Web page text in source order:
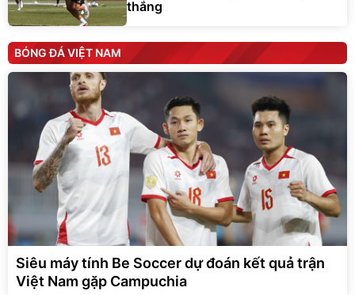
thắng
BÓNG ĐÁ VIỆT NAM
Siêu máy tính Be Soccer dự đoán kết quả trận
Việt Nam gặp Campuchia